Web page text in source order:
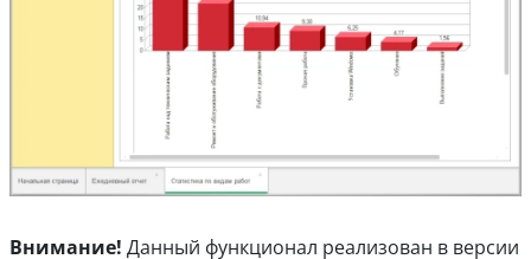
Внимание! Данный функционал реализован в версии